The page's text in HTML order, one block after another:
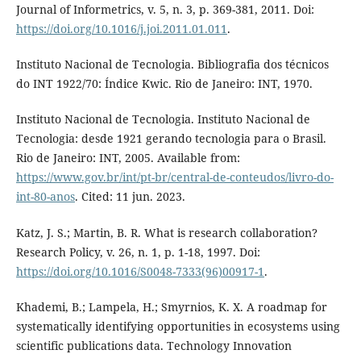
Journal of Informetrics, v. 5, n. 3, p. 369-381, 2011. Doi:
https://doi.org/10.1016/j.joi.2011.01.011.
Instituto Nacional de Tecnologia. Bibliografia dos técnicos
do INT 1922/70: Índice Kwic. Rio de Janeiro: INT, 1970.
Instituto Nacional de Tecnologia. Instituto Nacional de
Tecnologia: desde 1921 gerando tecnologia para o Brasil.
Rio de Janeiro: INT, 2005. Available from:
https://www.gov.br/int/pt-br/central-de-conteudos/livro-do-
int-80-anos. Cited: 11 jun. 2023.
Katz, J. S.; Martin, B. R. What is research collaboration?
Research Policy, v. 26, n. 1, p. 1-18, 1997. Doi:
https://doi.org/10.1016/S0048-7333(96)00917-1 .
Khademi, B.; Lampela, H.; Smyrnios, K. X. A roadmap for
systematically identifying opportunities in ecosystems using
scientific publications data. Technology Innovation